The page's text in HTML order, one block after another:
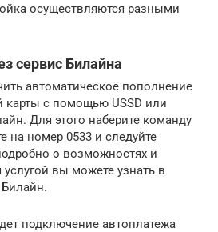
осуществляются разными
сервис Билайна
автоматическое пополнение
карты с помощью USSD или
Для этого наберите команду
на номер 0533 и следуйте
о возможностях и
вы можете узнать в
Билайн.
подключение автоплатежа